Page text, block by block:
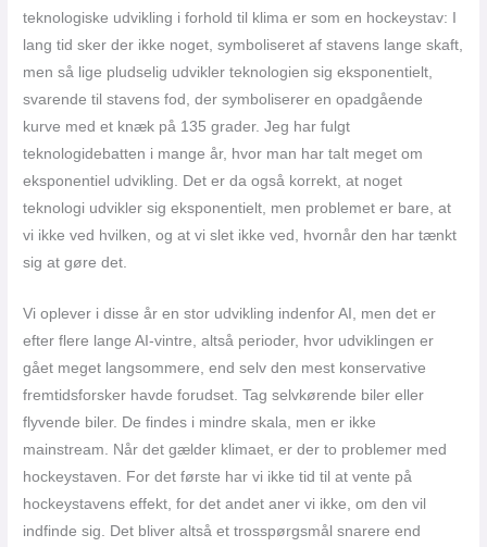
teknologiske udvikling i forhold til klima er som en hockeystav: I
lang tid sker der ikke noget, symboliseret af stavens lange skaft,
men så lige pludselig udvikler teknologien sig eksponentielt,
svarende til stavens fod, der symboliserer en opadgående
kurve med et knæk på 135 grader. Jeg har fulgt
teknologidebatten i mange år, hvor man har talt meget om
eksponentiel udvikling. Det er da også korrekt, at noget
teknologi udvikler sig eksponentielt, men problemet er bare, at
vi ikke ved hvilken, og at vi slet ikke ved, hvornår den har tænkt
sig at gøre det.
Vi oplever i disse år en stor udvikling indenfor AI, men det er
efter flere lange AI-vintre, altså perioder, hvor udviklingen er
gået meget langsommere, end selv den mest konservative
fremtidsforsker havde forudset. Tag selvkørende biler eller
flyvende biler. De findes i mindre skala, men er ikke
mainstream. Når det gælder klimaet, er der to problemer med
hockeystaven. For det første har vi ikke tid til at vente på
hockeystavens effekt, for det andet aner vi ikke, om den vil
indfinde sig. Det bliver altså et trosspørgsmål snarere end